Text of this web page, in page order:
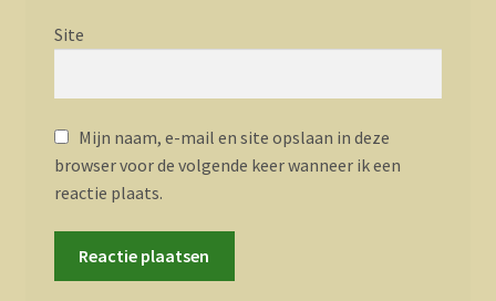
Site
Mijn naam, e-mail en site opslaan in deze
browser voor de volgende keer wanneer ik een
reactie plaats.